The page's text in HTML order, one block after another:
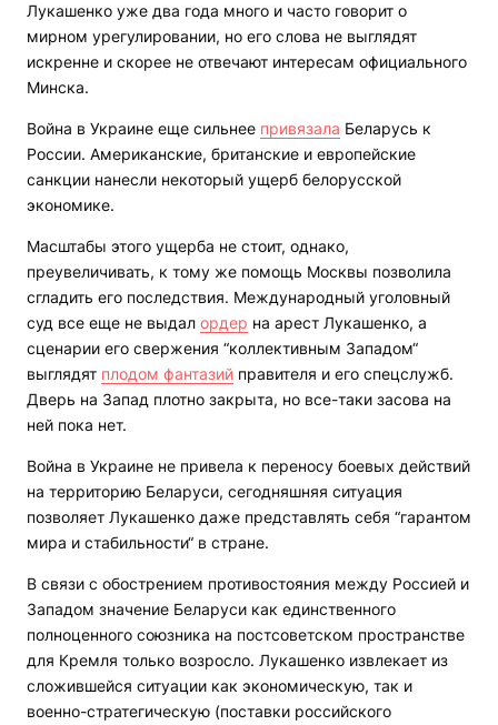
Лукашенко уже два года много и часто говорит о
мирном урегулировании, но его слова не выглядят
искренне и скорее не отвечают интересам официального
Минска.
Война в Украине еще сильнее привязала Беларусь к
России. Американские, британские и европейские
санкции нанесли некоторый ущерб белорусской
экономике.
Масштабы этого ущерба не стоит, однако,
преувеличивать, к тому же помощь Москвы позволила
сгладить его последствия. Международный уголовный
суд все еще не выдал ордер на арест Лукашенко, а
сценарии его свержения “коллективным Западом“
выглядят плодом фантазий правителя и его спецслужб.
Дверь на Запад плотно закрыта, но все-таки засова на
ней пока нет.
Война в Украине не привела к переносу боевых действий
на территорию Беларуси, сегодняшняя ситуация
позволяет Лукашенко даже представлять себя “гарантом
мира и стабильности“ в стране.
В связи с обострением противостояния между Россией и
Западом значение Беларуси как единственного
полноценного союзника на постсоветском пространстве
для Кремля только возросло. Лукашенко извлекает из
сложившейся ситуации как экономическую, так и
военно-стратегическую (поставки российского